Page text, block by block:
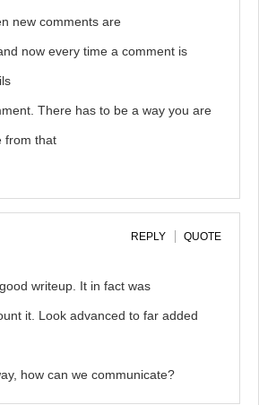
new comments are
now every time a comment is
There has to be a way you are
from that
REPLY QUOTE
writeup. It in fact was
it. Look advanced to far added
how can we communicate?